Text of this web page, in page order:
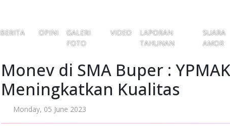
BERITA OPINI
GALERI
FOTO
VIDEO
LAPORAN
TAHUNAN
SUARA
AMOR
Monev di SMA Buper :
Meningkatkan Kualitas
Monday, 05 June 2023